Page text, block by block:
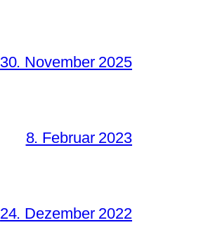
30. November 2025
8. Februar 2023
24. Dezember 2022